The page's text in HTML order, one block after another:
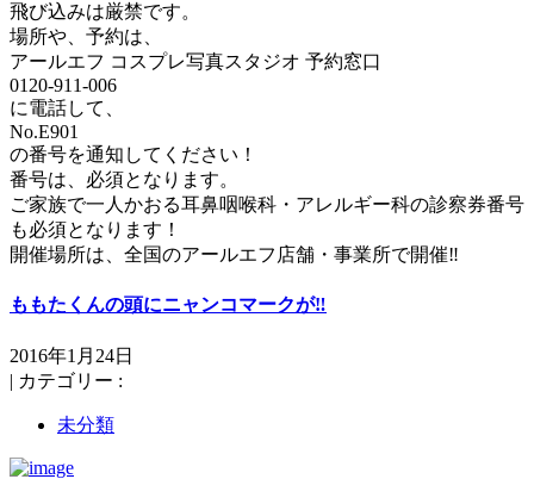
飛び込みは厳禁です。
場所や、予約は、
アールエフ コスプレ写真スタジオ 予約窓口
0120-911-006
に電話して、
No.E901
の番号を通知してください！
番号は、必須となります。
ご家族で一人かおる耳鼻咽喉科・アレルギー科の診察券番号
も必須となります！
開催場所は、全国のアールエフ店舗・事業所で開催‼️
ももたくんの頭にニャンコマークが‼️
2016年1月24日
| カテゴリー :
未分類